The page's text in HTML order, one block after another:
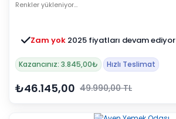
Renkler yükleniyor…
Zam yok 2025 fiyatları devam ediyor
Kazancınız: 3.845,00₺ Hızlı Teslimat
₺46.145,00 49.990,00 TL